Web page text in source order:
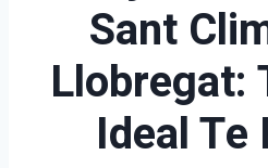
Sant
Llobregat:
Ideal Te